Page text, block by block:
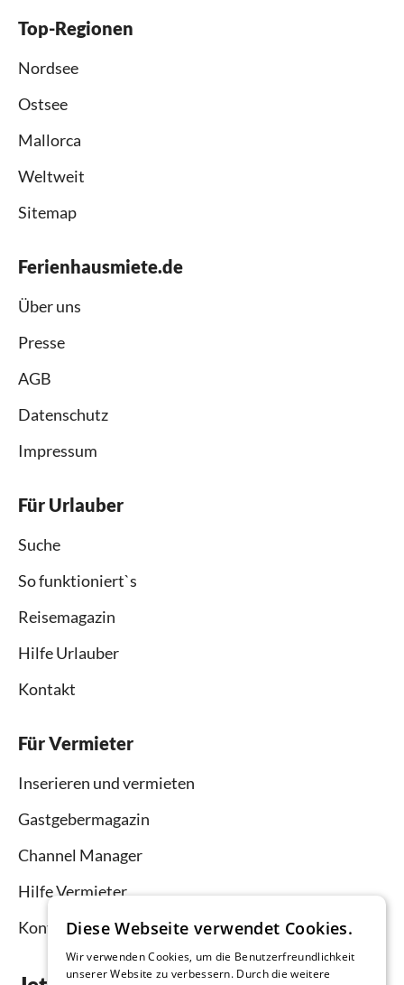
Top-Regionen
Nordsee
Ostsee
Mallorca
Weltweit
Sitemap
Ferienhausmiete.de
Über uns
Presse
AGB
Datenschutz
Impressum
Für Urlauber
Suche
So funktioniert`s
Reisemagazin
Hilfe Urlauber
Kontakt
Für Vermieter
Inserieren und vermieten
Gastgebermagazin
Channel Manager
Hilfe Vermieter
KontaktDiese Webseite verwendet Cookies.
Wir verwenden Cookies, um die Benutzerfreundlichkeit
unserer Website zu verbessern. Durch die weitere